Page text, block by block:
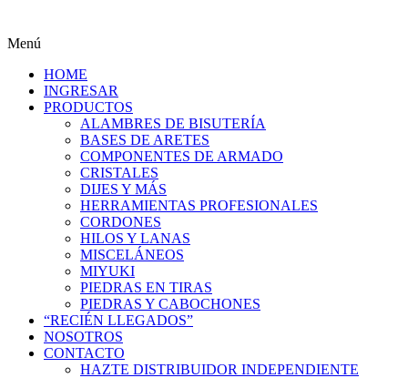
Menú
HOME
INGRESAR
PRODUCTOS
ALAMBRES DE BISUTERÍA
BASES DE ARETES
COMPONENTES DE ARMADO
CRISTALES
DIJES Y MÁS
HERRAMIENTAS PROFESIONALES
CORDONES
HILOS Y LANAS
MISCELÁNEOS
MIYUKI
PIEDRAS EN TIRAS
PIEDRAS Y CABOCHONES
“RECIÉN LLEGADOS”
NOSOTROS
CONTACTO
HAZTE DISTRIBUIDOR INDEPENDIENTE